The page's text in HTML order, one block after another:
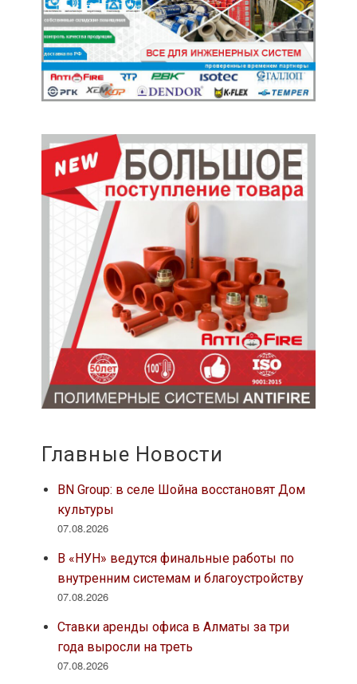
Главные Новости
BN Group: в селе Шойна восстановят Дом
культуры
07.08.2026
В «НУН» ведутся финальные работы по
внутренним системам и благоустройству
07.08.2026
Ставки аренды офиса в Алматы за три
года выросли на треть
07.08.2026